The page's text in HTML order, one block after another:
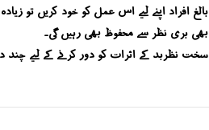
بالغ افراد اپنے لیے اس عمل کو خود کریں تو
بھی بری نظر سے محفوظ بھی رہیں گی۔
سخت نظربد کے اثرات کو دور کرنے کے لیے چند